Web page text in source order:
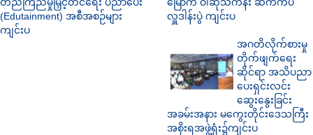
(Edutainment) အစီအစဉ်များ
ကျင်းပ
လှူဒါန်းပွဲ ကျင်းပ
အဂတိလိုက်စားမှု
တိုက်ဖျက်ရေး
ဆိုင်ရာ အသိပညာ
ပေးရှင်းလင်း
ဆွေးနွေးခြင်း
အခမ်းအနား မကွေးတိုင်းဒေသကြီး
အစိုးရအဖွဲ့ရုံး၌ကျင်းပ